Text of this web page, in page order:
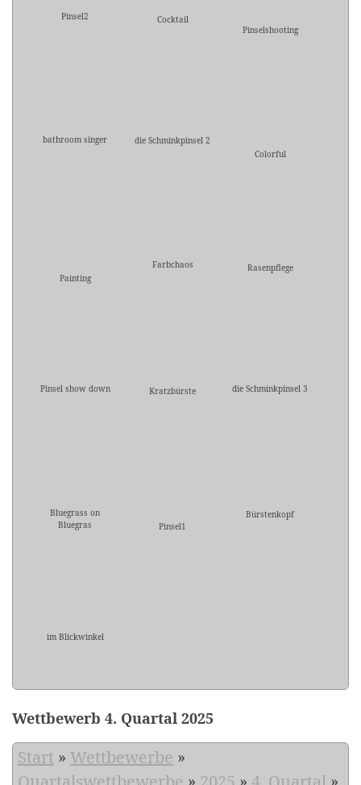
Pinsel2
Cocktail
Pinselshooting
bathroom singer
die Schminkpinsel 2
Colorful
Painting
Farbchaos Rasenpflege
Pinsel show down Kratzbürste die Schminkpinsel 3
Bluegrass on
Bluegras
Pinsel1
Bürstenkopf
im Blickwinkel
Wettbewerb 4. Quartal 2025
Start » Wettbewerbe »